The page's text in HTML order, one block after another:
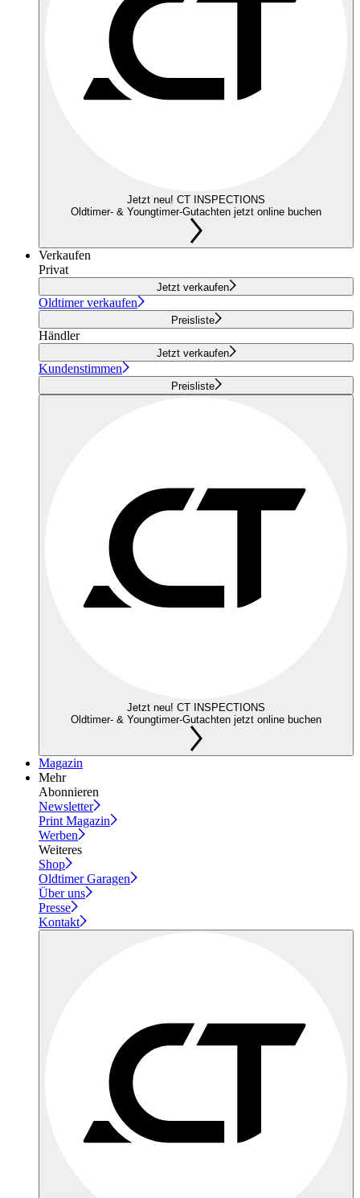
Jetzt neu! CT INSPECTIONS
Oldtimer- & Youngtimer-Gutachten jetzt online buchen
Verkaufen
Privat
Jetzt verkaufen
Oldtimer verkaufen
Preisliste
Händler
Jetzt verkaufen
Kundenstimmen
Preisliste
Jetzt neu! CT INSPECTIONS
Oldtimer- & Youngtimer-Gutachten jetzt online buchen
Magazin
Mehr
Abonnieren
Newsletter
Print Magazin
Werben
Weiteres
Shop
Oldtimer Garagen
Über uns
Presse
Kontakt